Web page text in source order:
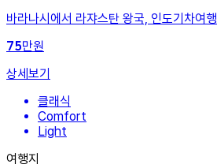
바라나시에서 라쟈스탄 왕국, 인도기차여행
75만원
상세보기
클래식
Comfort
Light
여행지